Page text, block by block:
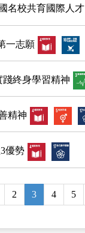
名校共育國際人才
一志願
終身學習精神
精神
優勢
2 3 4 5